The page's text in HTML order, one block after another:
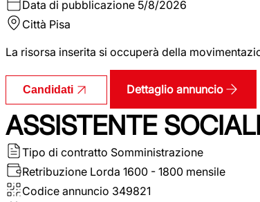
Data di pubblicazione 5/8/2026
Città Pisa
La risorsa inserita si occuperà della
Candidati Dettaglio annuncio
ASSISTENTE
Tipo di contratto Somministrazione
Retribuzione Lorda 1600 - 1800 mensile
Codice annuncio 349821